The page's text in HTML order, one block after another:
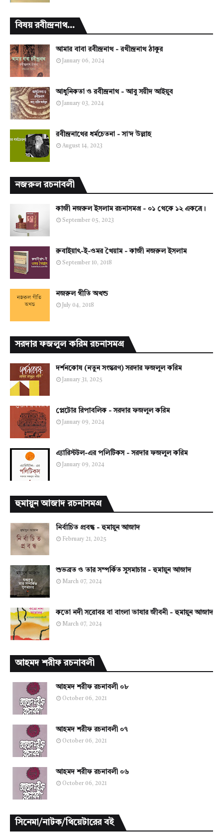
বিষয় রবীন্দ্রনাথ...
আমার বাবা রবীন্দ্রনাথ - রথীন্দ্রনাথ ঠাকুর
January 06, 2024
আধুনিকতা ও রবীন্দ্রনাথ - আবু সয়ীদ আইয়ুব
January 03, 2024
রবীন্দ্রনাথের ধর্মচেতনা - সা'দ উল্লাহ
August 14, 2023
নজরুল রচনাবলী
কাজী নজরুল ইসলাম রচনাসমগ্র - ০১ থেকে ১২ একত্রে।
September 05, 2023
রুবাইয়াৎ-ই-ওমর খৈয়াম - কাজী নজরুল ইসলাম
September 10, 2018
নজরুল গীতি অখন্ড
July 04, 2018
সরদার ফজলুল করিম রচনাসমগ্র
দর্শনকোষ (নতুন সংস্করণ) সরদার ফজলুল করিম
January 31, 2025
প্লেটোর রিপাবলিক - সরদার ফজলুল করিম
January 09, 2024
এ্যারিস্টটল-এর পলিটিকস - সরদার ফজলুল করিম
January 09, 2024
হুমায়ুন আজাদ রচনাসমগ্র
নির্বাচিত প্রবন্ধ - হুমায়ুন আজাদ
February 21, 2025
শুভব্রত ও তার সম্পর্কিত সুসমাচার - হুমায়ুন আজাদ
March 07, 2024
কতো নদী সরোবর বা বাংলা ভাষার জীবনী - হুমায়ুন আজাদ
March 07, 2024
আহমদ শরীফ রচনাবলী
আহমদ শরীফ রচনাবলী ০৮
October 06, 2021
আহমদ শরীফ রচনাবলী ০৭
October 06, 2021
আহমদ শরীফ রচনাবলী ০৬
October 06, 2021
সিনেমা/নাটক/থিয়েটারের বই